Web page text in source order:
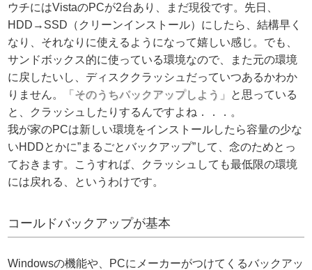
ウチにはVistaのPCが2台あり、まだ現役です。先日、
HDD→SSD（クリーンインストール）にしたら、結構早く
なり、それなりに使えるようになって嬉しい感じ。でも、
サンドボックス的に使っている環境なので、また元の環境
に戻したいし、ディスククラッシュだっていつあるかわか
りません。
「そのうちバックアップしよう」
と思っている
と、クラッシュしたりするんですよね．．．。
我が家のPCは新しい環境をインストールしたら容量の少な
いHDDとかに”まるごとバックアップ”して、念のためとっ
ておきます。こうすれば、クラッシュしても最低限の環境
には戻れる、というわけです。
コールドバックアップが基本
Windowsの機能や、PCにメーカーがつけてくるバックアッ